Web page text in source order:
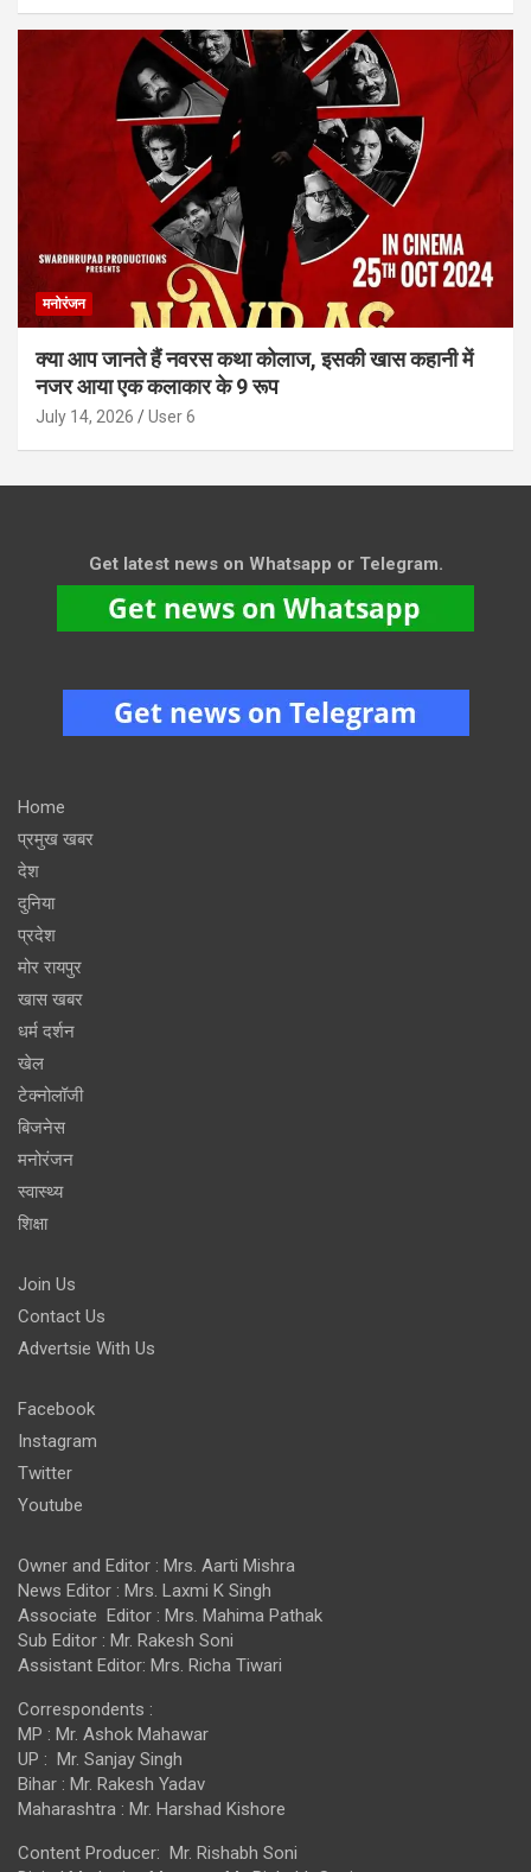
मनोरंजन
क्या आप जानते हैं नवरस कथा कोलाज, इसकी खास कहानी में
नजर आया एक कलाकार के 9 रूप
July 14, 2026 User 6
Get latest news on Whatsapp or Telegram.
Home
प्रमुख खबर
देश
दुनिया
प्रदेश
मोर रायपुर
खास खबर
धर्म दर्शन
खेल
टेक्नोलॉजी
बिजनेस
मनोरंजन
स्वास्थ्य
शिक्षा
Join Us
Contact Us
Advertsie With Us
Facebook
Instagram
Twitter
Youtube
Owner and Editor : Mrs. Aarti Mishra
News Editor : Mrs. Laxmi K Singh
Associate Editor : Mrs. Mahima Pathak
Sub Editor : Mr. Rakesh Soni
Assistant Editor: Mrs. Richa Tiwari
Correspondents :
MP : Mr. Ashok Mahawar
UP : Mr. Sanjay Singh
Bihar : Mr. Rakesh Yadav
Maharashtra : Mr. Harshad Kishore
Content Producer: Mr. Rishabh Soni